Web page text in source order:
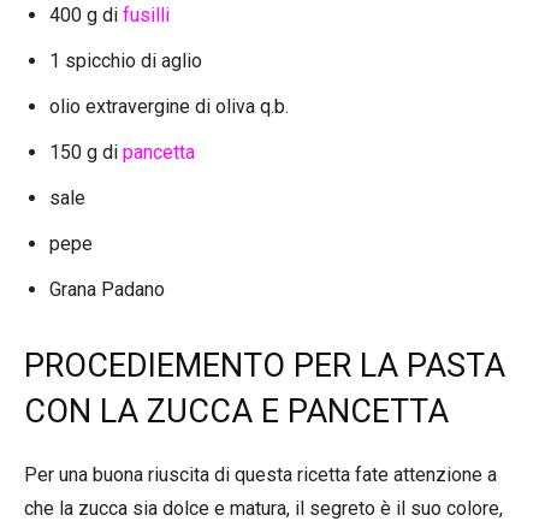
400 g di fusilli
1 spicchio di aglio
olio extravergine di oliva q.b.
150 g di pancetta
sale
pepe
Grana Padano
PROCEDIEMENTO PER LA PASTA
CON LA ZUCCA E PANCETTA
Per una buona riuscita di questa ricetta fate attenzione a
che la zucca sia dolce e matura, il segreto è il suo colore,